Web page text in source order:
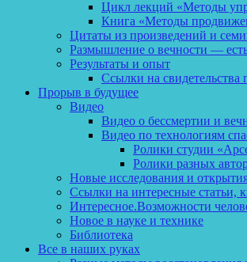
Цикл лекций «Методы
Книга «Методы
Цитаты из произведений и
Размышление о вечности —
Результаты и опыт
Ссылки на свидетельства
Прорыв в будущее
Видео
Видео о бессмертии и
Видео по технологиям
Ролики студии
Ролики разных
Новые исследования и
Ссылки на интересные статьи,
Интересное.Возможности
Новое в науке и технике
Библиотека
Все в наших руках